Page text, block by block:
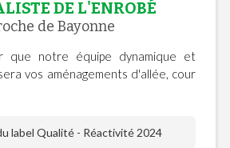
DE L'ENROBÉ
de Bayonne
que notre équipe dynamique et
vos aménagements d'allée, cour
label Qualité - Réactivité 2024